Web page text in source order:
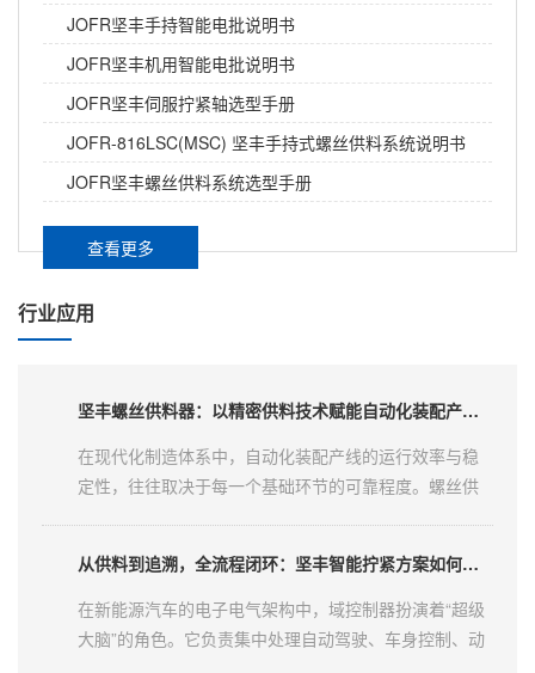
JOFR坚丰手持智能电批说明书
JOFR坚丰机用智能电批说明书
JOFR坚丰伺服拧紧轴选型手册
JOFR-816LSC(MSC) 坚丰手持式螺丝供料系统说明书
JOFR坚丰螺丝供料系统选型手册
查看更多
行业应用
分，结合坚丰“手持、桌面、落地、电动拧紧机”全系列设
备的透明报价逻辑，帮产线负责人看清配置、算清总
账，以效率提升3–5倍、6–12个月回本的长期价值，避
开隐性成本陷阱。...
锁付模组是自动化拧紧系统的执行单元，其性能稳定性
不仅取决于整体结构设计，也与摆臂、吸钉管、夹爪等
核心配件的选型与磨损状态直接相关。在实际产线运行
中，很多锁付质量问题——如螺丝歪斜、送钉不到位、
浮锁频发——根源往往不在模组整体设计，而在某个配
说明。...
螺丝供料器在自动化行业的应用：从基础保障到效能引擎
个前置配套设备，但其运行状态却深刻影响着整条产线
精密机械、智能控制与系统集成于一体的关键工艺设
动化产线中的核心作用、典型应用场景及选型要点。...
在现代化制造体系中，自动化装配产线的运行效率与稳
定性，往往取决于每一个基础环节的可靠程度。螺丝供
或输送延迟，将导致后续拧紧工位被迫停滞，造成产能
稳定的螺丝供料器，对于保障产线连续性、提升综合效
率具有重要的现实意义。...
在新能源汽车的电子电气架构中，域控制器扮演着“超级
大脑”的角色。它负责集中处理自动驾驶、车身控制、动